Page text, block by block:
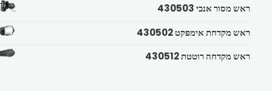
ראש מסור אנכי 430503
ראש מקדחת אימפקט 430502
ראש מקדחה רוטטת 430512